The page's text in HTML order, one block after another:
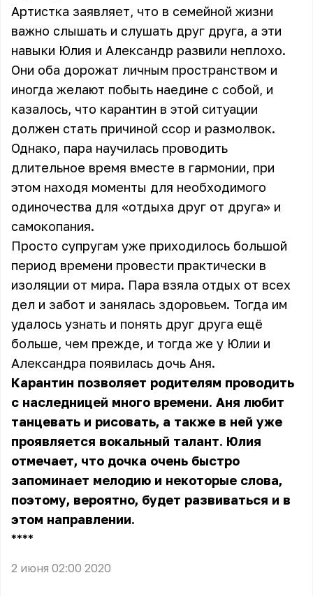
Артистка заявляет, что в семейной жизни
важно слышать и слушать друг друга, а эти
навыки Юлия и Александр развили неплохо.
Они оба дорожат личным пространством и
иногда желают побыть наедине с собой, и
казалось, что карантин в этой ситуации
должен стать причиной ссор и размолвок.
Однако, пара научилась проводить
длительное время вместе в гармонии, при
этом находя моменты для необходимого
одиночества для «отдыха друг от друга» и
самокопания.
Просто супругам уже приходилось большой
период времени провести практически в
изоляции от мира. Пара взяла отдых от всех
дел и забот и занялась здоровьем. Тогда им
удалось узнать и понять друг друга ещё
больше, чем прежде, и тогда же у Юлии и
Александра появилась дочь Аня.
Карантин позволяет родителям проводить
с наследницей много времени. Аня любит
танцевать и рисовать, а также в ней уже
проявляется вокальный талант. Юлия
отмечает, что дочка очень быстро
запоминает мелодию и некоторые слова,
поэтому, вероятно, будет развиваться и в
этом направлении.
** **
2 июня 02:00 2020